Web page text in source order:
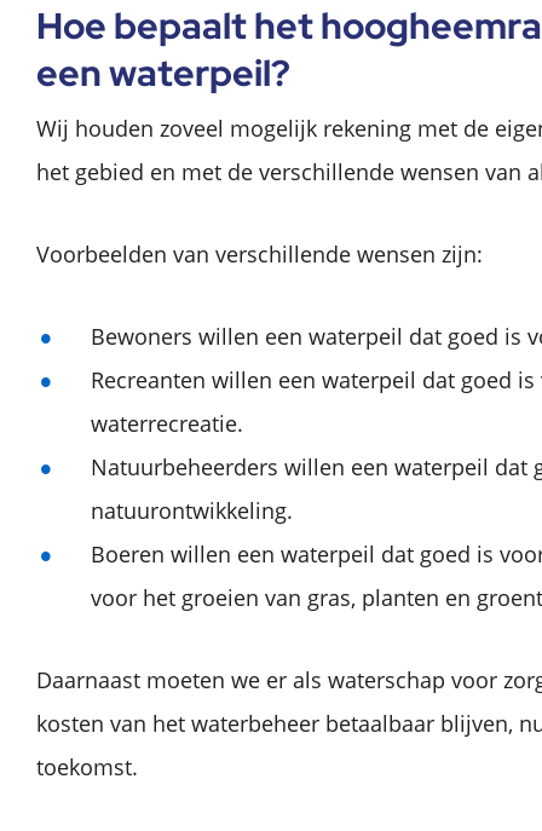
Hoe bepaalt het
een waterpeil?
Wij houden zoveel mogelijk rekening met de
het gebied en met de verschillende wensen van
Voorbeelden van verschillende wensen zijn:
Bewoners willen een waterpeil dat goed is
Recreanten willen een waterpeil dat goed is
waterrecreatie.
Natuurbeheerders willen een waterpeil dat
natuurontwikkeling.
Boeren willen een waterpeil dat goed is
voor het groeien van gras, planten en
Daarnaast moeten we er als waterschap voor
kosten van het waterbeheer betaalbaar blijven,
toekomst.